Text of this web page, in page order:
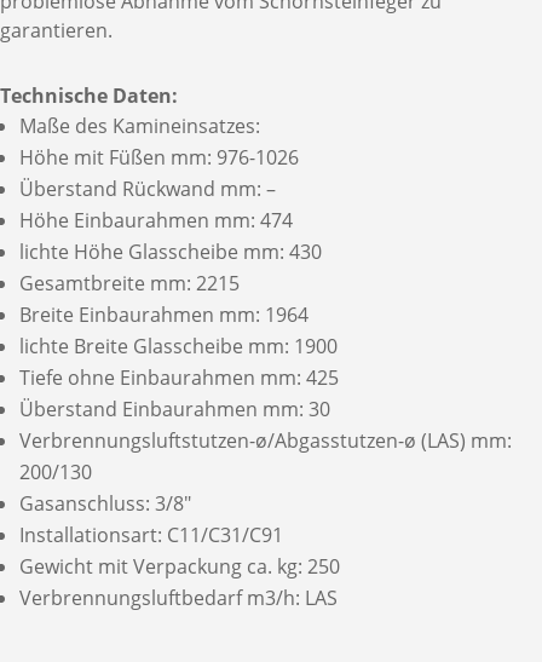
garantieren.
Technische Daten:
Maße des Kamineinsatzes:
Höhe mit Füßen mm: 976-1026
Überstand Rückwand mm: –
Höhe Einbaurahmen mm: 474
lichte Höhe Glasscheibe mm: 430
Gesamtbreite mm: 2215
Breite Einbaurahmen mm: 1964
lichte Breite Glasscheibe mm: 1900
Tiefe ohne Einbaurahmen mm: 425
Überstand Einbaurahmen mm: 30
Verbrennungsluftstutzen-ø/Abgasstutzen-ø (LAS) mm:
200/130
Gasanschluss: 3/8″
Installationsart: C11/C31/C91
Gewicht mit Verpackung ca. kg: 250
Verbrennungsluftbedarf m3/h: LAS